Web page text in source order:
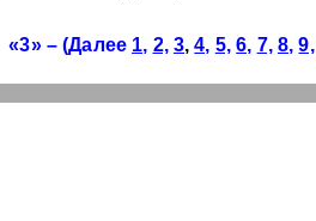
«3» – (Далее 1, 2, 3,4, 5, 6, 7, 8, 9,